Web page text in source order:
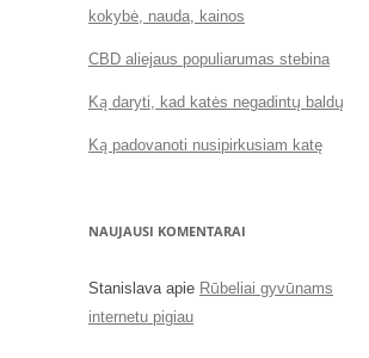
kokybė, nauda, kainos
CBD aliejaus populiarumas stebina
Ką daryti, kad katės negadintų baldų
Ką padovanoti nusipirkusiam katę
NAUJAUSI KOMENTARAI
Stanislavaapie Rūbeliai gyvūnams
internetu pigiau